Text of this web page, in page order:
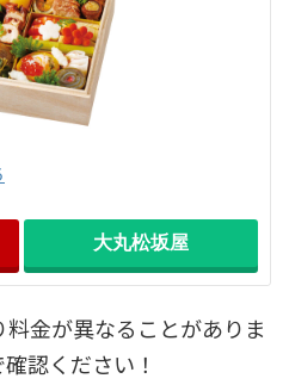
大丸松坂屋
金が異なることがありま
認ください！